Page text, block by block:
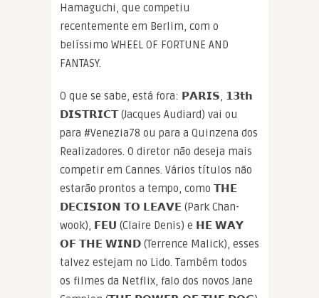
Hamaguchi, que competiu
recentemente em Berlim, com o
belíssimo WHEEL OF FORTUNE AND
FANTASY.
O que se sabe, está fora: 𝗣𝗔𝗥𝗜𝗦, 𝟭𝟯𝘁𝗵
𝗗𝗜𝗦𝗧𝗥𝗜𝗖𝗧 (Jacques Audiard) vai ou
para #Venezia78 ou para a Quinzena dos
Realizadores. O diretor não deseja mais
competir em Cannes. Vários títulos não
estarão prontos a tempo, como 𝗧𝗛𝗘
𝗗𝗘𝗖𝗜𝗦𝗜𝗢𝗡 𝗧𝗢 𝗟𝗘𝗔𝗩𝗘 (Park Chan-
wook), 𝗙𝗘𝗨 (Claire Denis) e 𝗛𝗘 𝗪𝗔𝗬
𝗢𝗙 𝗧𝗛𝗘 𝗪𝗜𝗡𝗗 (Terrence Malick), esses
talvez estejam no Lido. Também todos
os filmes da Netflix, falo dos novos Jane